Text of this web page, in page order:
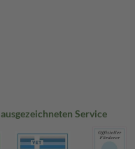
Service